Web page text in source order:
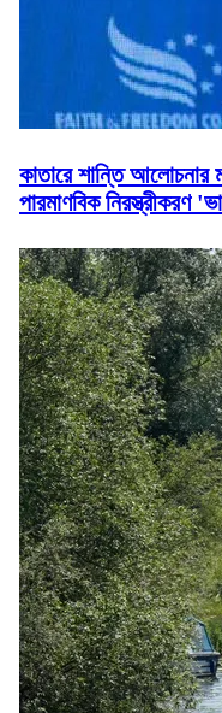
কাতারে শান্তি আলোচনার
পারমাণবিক নিরস্ত্রীকরণ